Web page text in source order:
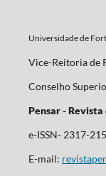
Universidade de
Vice-Reitoria de
Conselho
Pensar -
e-ISSN- 2317-
E-mail: